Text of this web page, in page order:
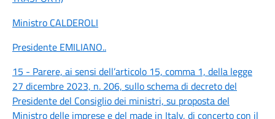
Ministro CALDEROLI
Presidente EMILIANO..
15 - Parere, ai sensi dell’articolo 15, comma 1, della legge
27 dicembre 2023, n. 206, sullo schema di decreto del
Presidente del Consiglio dei ministri, su proposta del
Ministro delle imprese e del made in Italy, di concerto con il